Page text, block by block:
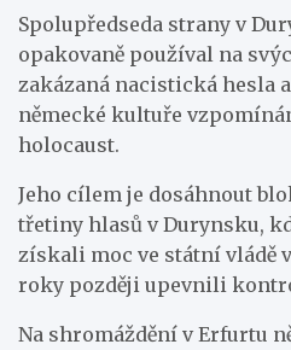
Spolupředseda strany v
opakovaně používal na
zakázaná nacistická hesla
německé kultuře
holocaust.
Jeho cílem je dosáhnout
třetiny hlasů v Durynsku,
získali moc ve státní vládě
roky později upevnili
Na shromáždění v Erfurtu